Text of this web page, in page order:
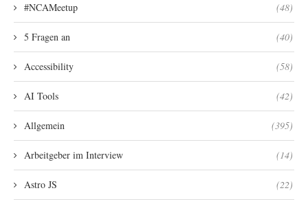
#NCAMeetup (48)
5 Fragen an (40)
Accessibility (58)
AI Tools (42)
Allgemein (395)
Arbeitgeber im Interview (14)
Astro JS (22)